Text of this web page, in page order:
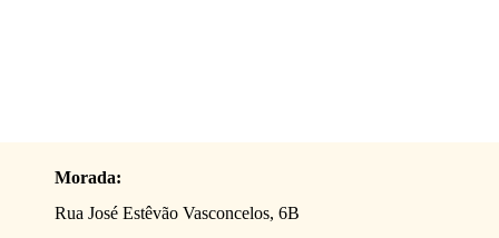
Morada:
Rua José Estêvão Vasconcelos, 6B